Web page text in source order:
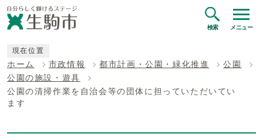
検索 メニュー
現在位置
ホーム 市政情報 都市計画・公園・緑化推進
公園
公園の施設・遊具
公園の清掃作業を自治会等の団体に担っていただいてい
ます